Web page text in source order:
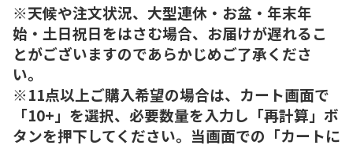
※天候や注文状況、大型連休・お盆・年末年
始・土日祝日をはさむ場合、お届けが遅れるこ
とがございますのであらかじめご了承くださ
い。
※11点以上ご購入希望の場合は、カート画面で
「10+」を選択、必要数量を入力し「再計算」ボ
タンを押下してください。当画面での「カートに